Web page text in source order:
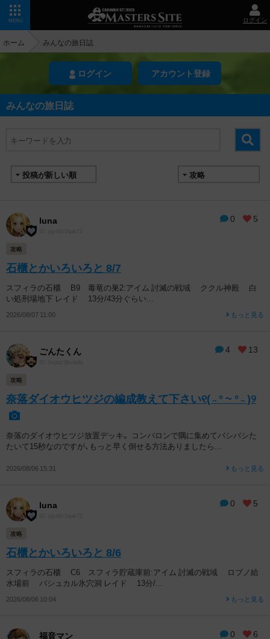
MENU ログイン
ホーム みんなの旅日誌
ログイン アカウント登録
みんなの旅日誌
0 5
luna
攻略
石櫃とかいろいろと 8/7
スフィラの石櫃 B9 毒竜の巣2:アイム 討滅の戦域 ククル神殿 白
い処刑場地下 レイド 13分/43分ぐらい...
2026/08/07 11:00 もっと見る
4 13
ごんたくん
攻略
奈落ダイオウヒツジの編成教えて下さい୧⁠(⁠ ⁠˵⁠ ⁠°⁠ ⁠~⁠ ⁠°⁠ ⁠˵⁠ ⁠)⁠୨
奈落のダイオウヒツジ放置デッキ。 コンバロンで隅に集めてバシバシた
たいて15秒なのですが、もっと早く倒せる方法ありましたら...
2026/08/06 15:31 もっと見る
0 5
luna
攻略
石櫃とかいろいろと 8/6
スフィラの石櫃 C6 スフィラ貯蔵庫前:アイム 討滅の戦域 ロブノ給
水場前 バシュカル氷穴洞 レイド 13分/...
2026/08/06 10:04 もっと見る
0 6
福音マン